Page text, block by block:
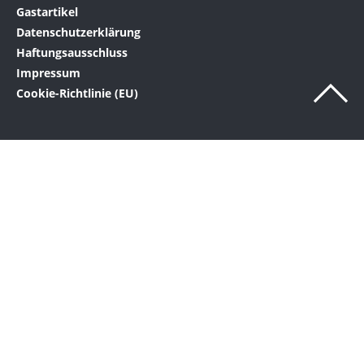
Gastartikel
Datenschutzerklärung
Haftungsausschluss
Impressum
Cookie-Richtlinie (EU)